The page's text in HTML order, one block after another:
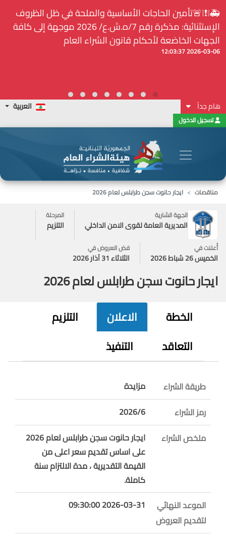
⚠️... ويكون النشر إلزامياً على المنصة الإلكترونيّة المركزيّة
لدى هيئة الشراء العام... الخ. (المادة 109 : الشفافية)
2026-02-24 13:48:11
هام جداً العربية
تسجيل الدخول
مناقصات
ايجار حانوت سجن طرابلس لعام 2026
الجهة الشارية
المديرية العامة لقوى الامن الداخلي
المرحلة
التلزيم
أُعلنت في
الخميس 26 شباط 2026
فض العروض في
الثلاثاء 31 آذار 2026
ايجار حانوت سجن طرابلس لعام 2026
الخطة الاعلان
التلزيم
التعاقد
التنفيذ
طريقة الشراء
مزايدة
رمز الشراء
2026/6
ملخص الشراء
ايجار حانوت سجن طرابلس لعام 2026
على اساس تقديم سعر اعلى من
القيمة التقديرية ، مدة الالتزام سنة
كاملة.
الموعد النهائي
لتقديم العروض
2026-03-31 09:30:00